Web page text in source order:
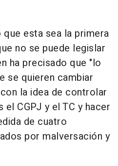
esta sea la primera
no se puede legislar
ha precisado que "lo
se quieren cambiar
la idea de controlar
CGPJ y el TC y hacer
de cuatro
por malversación y